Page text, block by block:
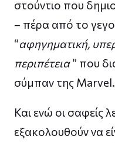
στούντιο που
– πέρα από το
“αφηγηματική,
περιπέτεια” που
σύμπαν της Marvel.
Και ενώ οι σαφείς
εξακολουθούν να